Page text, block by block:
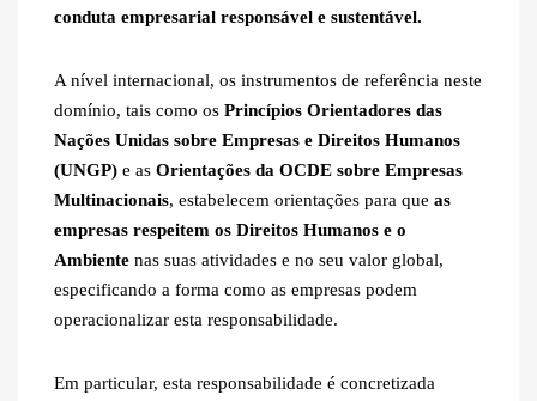
conduta empresarial responsável e sustentável.
A nível internacional, os instrumentos de referência neste
domínio, tais como os Princípios Orientadores das
Nações Unidas sobre Empresas e Direitos Humanos
(UNGP) e as Orientações da OCDE sobre Empresas
Multinacionais, estabelecem orientações para que as
empresas respeitem os Direitos Humanos e o
Ambiente nas suas atividades e no seu valor global,
especificando a forma como as empresas podem
operacionalizar esta responsabilidade.
Em particular, esta responsabilidade é concretizada